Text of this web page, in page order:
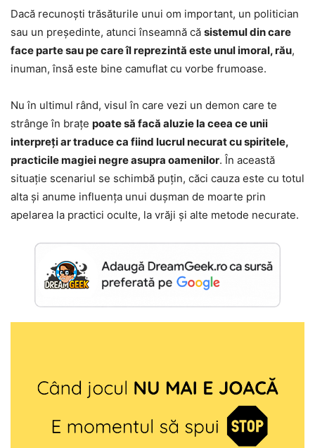
Dacă recunoști trăsăturile unui om important, un politician
sau un președinte, atunci înseamnă că sistemul din care
face parte sau pe care îl reprezintă este unul imoral, rău,
inuman, însă este bine camuflat cu vorbe frumoase.
Nu în ultimul rând, visul în care vezi un demon care te
strânge în brațe poate să facă aluzie la ceea ce unii
interpreți ar traduce ca fiind lucrul necurat cu spiritele,
practicile magiei negre asupra oamenilor. În această
situație scenariul se schimbă puțin, căci cauza este cu totul
alta și anume influența unui dușman de moarte prin
apelarea la practici oculte, la vrăji și alte metode necurate.